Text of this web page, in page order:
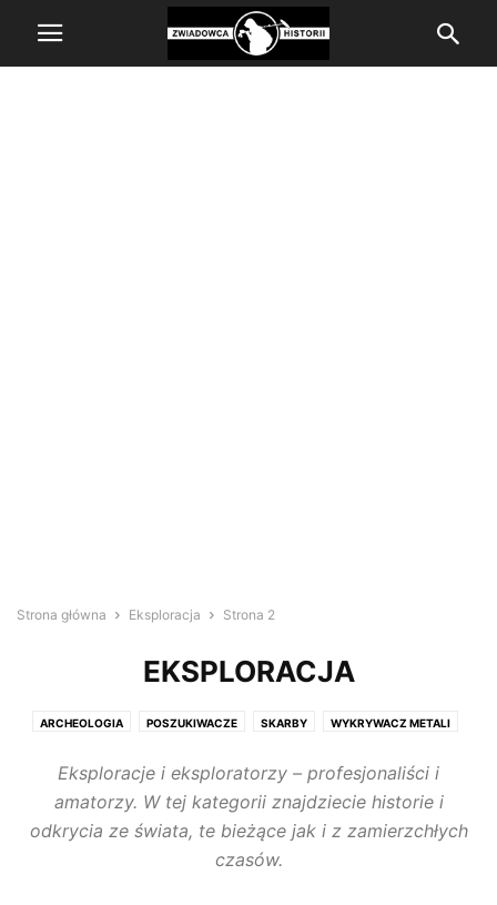
Strona główna Eksploracja Strona 2
EKSPLORACJA
ARCHEOLOGIA POSZUKIWACZE SKARBY WYKRYWACZ METALI
Eksploracje i eksploratorzy – profesjonaliści i
amatorzy. W tej kategorii znajdziecie historie i
odkrycia ze świata, te bieżące jak i z zamierzchłych
czasów.